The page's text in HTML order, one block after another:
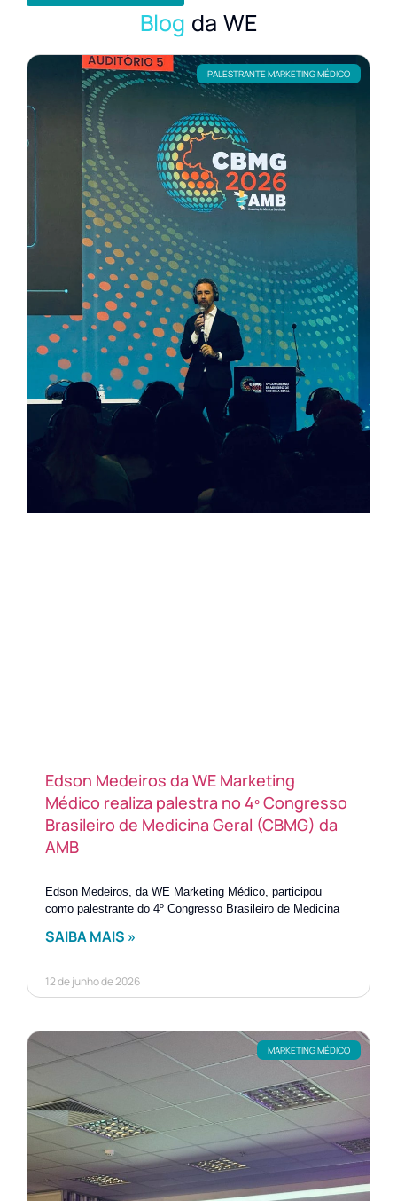
Blog da WE
PALESTRANTE MARKETING MÉDICO
Edson Medeiros da WE Marketing
Médico realiza palestra no 4º Congresso
Brasileiro de Medicina Geral (CBMG) da
AMB
Edson Medeiros, da WE Marketing Médico, participou
como palestrante do 4º Congresso Brasileiro de Medicina
SAIBA MAIS »
12 de junho de 2026
MARKETING MÉDICO